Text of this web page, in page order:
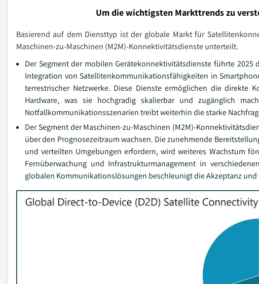
Um die wichtigsten Markttrends zu
Basierend auf dem Diensttyp ist der globale Markt für
Maschinen-zu-Maschinen (M2M)-Konnektivitätsdienste unterteilt.
Der Segment der mobilen Gerätekonnektivitätsdienste führte
Integration von Satellitenkommunikationsfähigkeiten in
terrestrischer Netzwerke. Diese Dienste ermöglichen die direkte
Hardware, was sie hochgradig skalierbar und zugänglich
Notfallkommunikationsszenarien treibt weiterhin die starke
Der Segment der Maschinen-zu-Maschinen (M2M)-
über den Prognosezeitraum wachsen. Die zunehmende
und verteilten Umgebungen erfordern, wird weiteres Wachstum
Fernüberwachung und Infrastrukturmanagement in
globalen Kommunikationslösungen beschleunigt die Akzeptanz